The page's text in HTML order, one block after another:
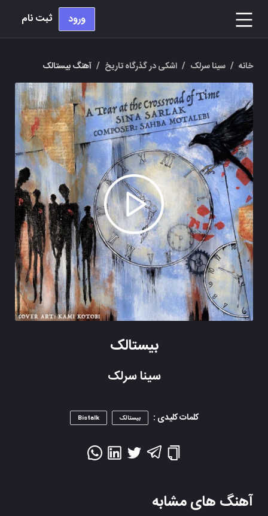
ورود ثبت نام
خانه / سینا سرلک / اشکی در گذرگاه تاریخ / آهنگ بیستالک
بیستالک
سینا سرلک
کلمات کلیدی : بیستالک Bistalk
آهنگ های مشابه